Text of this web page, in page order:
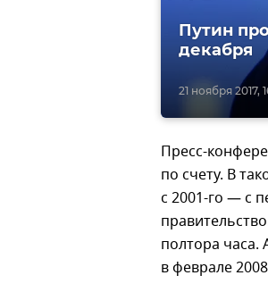
21 ноября 2017,
Путин
декабря
Пресс-
по счету. В
с 2001-го — с
полтора часа.
в феврале